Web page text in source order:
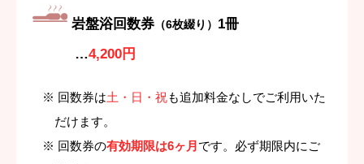
岩盤浴回数券 （6枚綴り） 1冊
…4,200円
※ 回数券は土・日・祝も追加料金なしでご利用いた
だけます。
※ 回数券の有効期限は6ヶ月 です。必ず期限内にご